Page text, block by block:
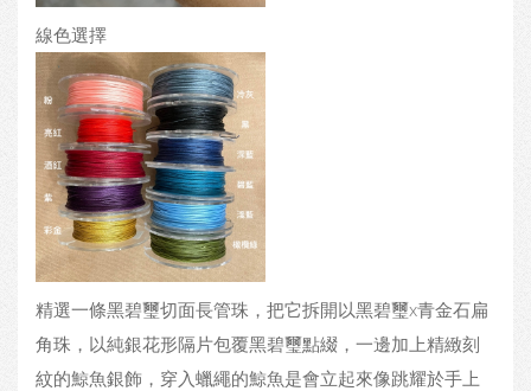
線色選擇
精選一條黑碧璽切面長管珠，把它拆開以黑碧璽x青金石扁
角珠，以純銀花形隔片包覆黑碧璽點綴，一邊加上精緻刻
紋的鯨魚銀飾，穿入蠟繩的鯨魚是會立起來像跳耀於手上